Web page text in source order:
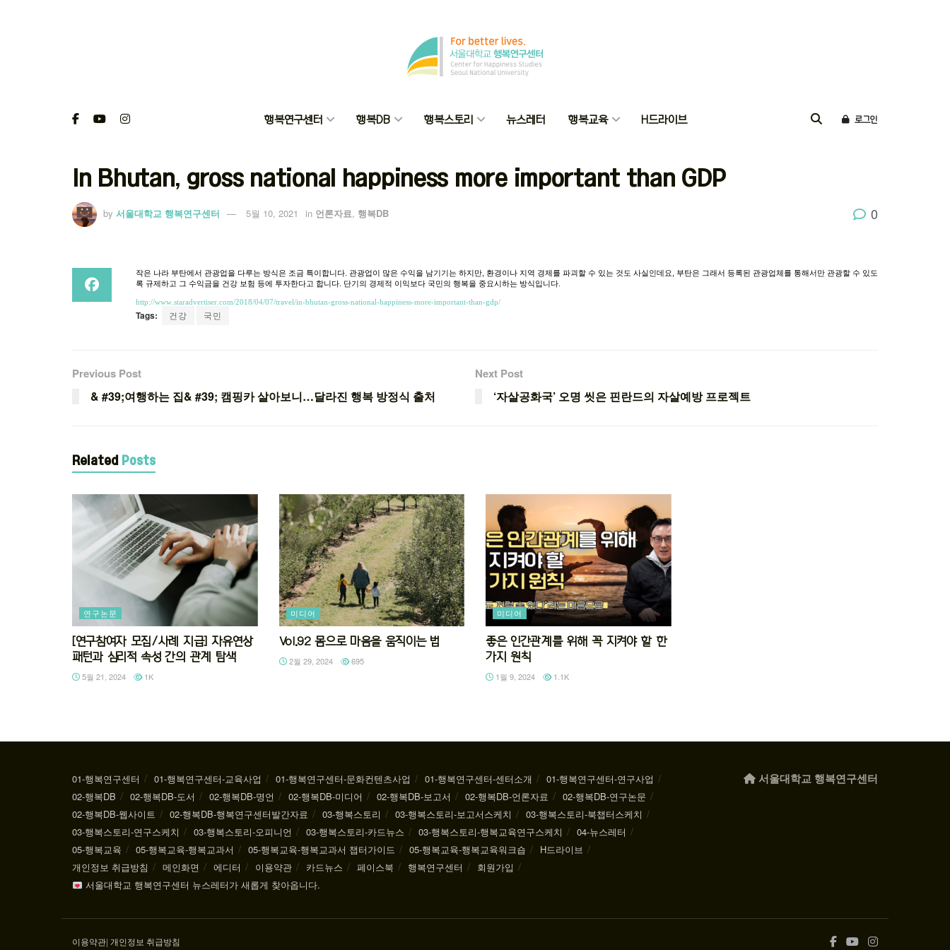
행복연구센터 행복DB 행복스토리 뉴스레터 행복교육 H드라이브 로그인
In Bhutan, gross national happiness more important than GDP
by 서울대학교 행복연구센터 5월 10, 2021 in 언론자료, 행복DB 0
작은 나라 부탄에서 관광업을 다루는 방식은 조금 특이합니다 관광업이 많은 수익을 남기기는 하지만 환경이나 지역 경제를 파괴할 수 있는 것도 사실인데요 부탄은 그래서 등록된 관광업체를 통해서만 관광할 수 있도
록 규제하고 그 수익금을 건강 보험 등에 투자한다고 합니다 단기의 경제적 이익보다 국민의 행복을 중요시하는 방식입니다.
http://www.staradvertiser.com/2018/04/07/travel/in-bhutan-gross-national-happiness-more-important-than-gdp/
Tags: 건강 국민
Previous Post
& #39;여행하는 집& #39; 캠핑카 살아보니…달라진 행복 방정식 출처
Next Post
‘자살공화국’ 오명 씻은 핀란드의 자살예방 프로젝트
Related Posts
연구논문
[연구참여자 모집/사례 지급] 자유연상
패턴과 심리적 속성 간의 관계 탐색
5월 21, 2024
1K
미디어
Vol.92 몸으로 마음을 움직이는 법
2월 29, 2024
695
미디어
좋은 인간관계를 위해 꼭 지켜야 할 한
가지 원칙
1월 9, 2024
1.1K
01-행복연구센터 01-행복연구센터-교육사업 01-행복연구센터-문화컨텐츠사업 01-행복연구센터-센터소개
01-행복연구센터-연구사업
02-행복DB
02-행복DB-도서 02-행복DB-명언 02-행복DB-미디어 02-행복DB-보고서 02-행복DB-언론자료
02-행복DB-연구논문
02-행복DB-웹사이트
02-행복DB-행복연구센터발간자료 03-행복스토리 03-행복스토리-보고서스케치
03-행복스토리-북챕터스케치
03-행복스토리-연구스케치
03-행복스토리-오피니언 03-행복스토리-카드뉴스 03-행복스토리-행복교육연구스케치
04-뉴스레터
05-행복교육
05-행복교육-행복교과서 05-행복교육-행복교과서 챕터가이드 05-행복교육-행복교육워크숍
H드라이브
개인정보 취급방침
메인화면 에디터 이용약관 카드뉴스 페이스북 행복연구센터
회원가입
서울대학교 행복연구센터 뉴스레터가 새롭게 찾아옵니다.
서울대학교 행복연구센터
이용약관| 개인정보 취급방침